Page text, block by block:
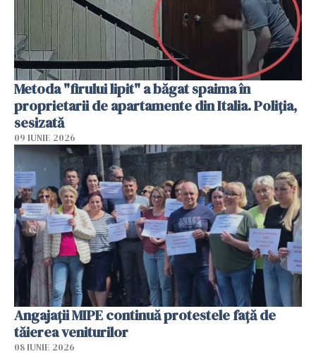
Metoda "firului lipit" a băgat spaima în
proprietarii de apartamente din Italia. Poliția,
sesizată
09 IUNIE 2026
Angajaţii MIPE continuă protestele faţă de
tăierea veniturilor
08 IUNIE 2026